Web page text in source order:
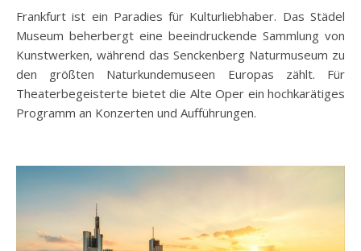
Frankfurt ist ein Paradies für Kulturliebhaber. Das Städel
Museum beherbergt eine beeindruckende Sammlung von
Kunstwerken, während das Senckenberg Naturmuseum zu
den größten Naturkundemuseen Europas zählt. Für
Theaterbegeisterte bietet die Alte Oper ein hochkarätiges
Programm an Konzerten und Aufführungen.